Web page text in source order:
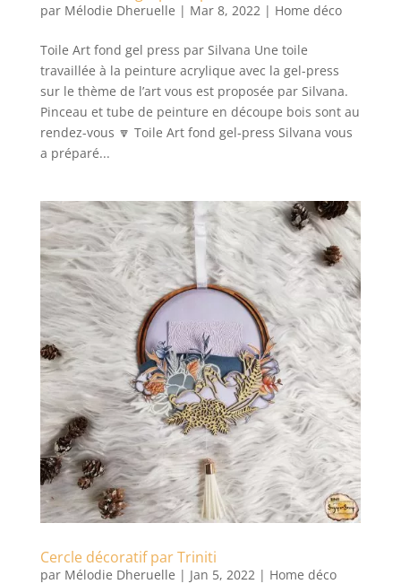
par Mélodie Dheruelle | Mar 8, 2022| Home déco
Toile Art fond gel press par Silvana Une toile
travaillée à la peinture acrylique avec la gel-press
sur le thème de l’art vous est proposée par Silvana.
Pinceau et tube de peinture en découpe bois sont au
rendez-vous 🔽 Toile Art fond gel-press Silvana vous
a préparé...
Cercle décoratif par Triniti
par Mélodie Dheruelle | Jan 5, 2022 | Home déco